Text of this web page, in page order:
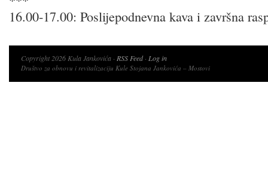
16.00-17.00: Poslijepodnevna kava i završna
Copyright 2026 Kula Jankovića · RSS Feed· Log in
Društvo za obnovu i revitalizaciju Kule Stojana Jankovića – Mostovi